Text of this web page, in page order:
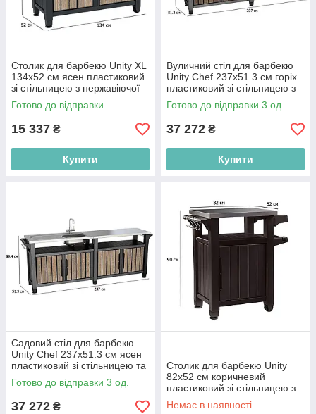
Столик для барбекю Unity XL
134х52 см ясен пластиковий
зі стільницею з нержавіючої
сталі
Готово до відправки
15 337 ₴
Купити
Вуличний стіл для барбекю
Unity Chef 237х51.3 см горіх
пластиковий зі стільницею з
нержавіючої сталі
Готово до відправки 3 од.
37 272 ₴
Купити
Садовий стіл для барбекю
Unity Chef 237х51.3 см ясен
пластиковий зі стільницею та
мийкою з нержавіючої сталі
Готово до відправки 3 од.
37 272 ₴
Столик для барбекю Unity
82х52 см коричневий
пластиковий зі стільницею з
нержавіючої сталі
Немає в наявності